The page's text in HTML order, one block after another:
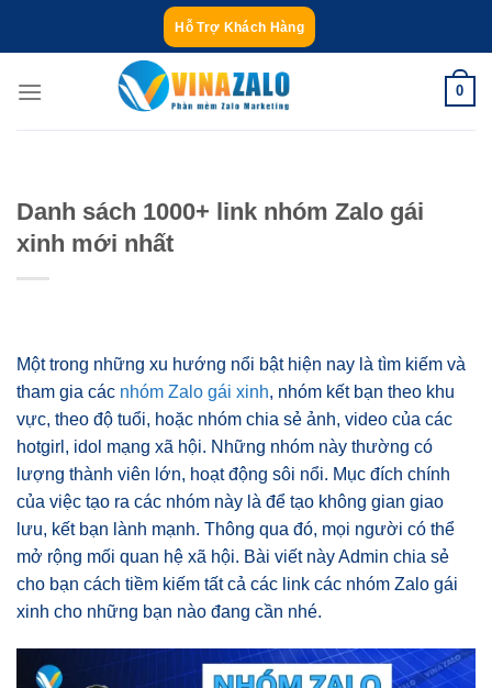
dung
Hỗ Trợ Khách Hàng
0
Danh sách 1000+ link nhóm Zalo gái
xinh mới nhất
Một trong những xu hướng nổi bật hiện nay là tìm kiếm và
tham gia các nhóm Zalo gái xinh, nhóm kết bạn theo khu
vực, theo độ tuổi, hoặc nhóm chia sẻ ảnh, video của các
hotgirl, idol mạng xã hội. Những nhóm này thường có
lượng thành viên lớn, hoạt động sôi nổi. Mục đích chính
của việc tạo ra các nhóm này là để tạo không gian giao
lưu, kết bạn lành mạnh. Thông qua đó, mọi người có thể
mở rộng mối quan hệ xã hội. Bài viết này Admin chia sẻ
cho bạn cách tiềm kiếm tất cả các link các nhóm Zalo gái
xinh cho những bạn nào đang cần nhé.